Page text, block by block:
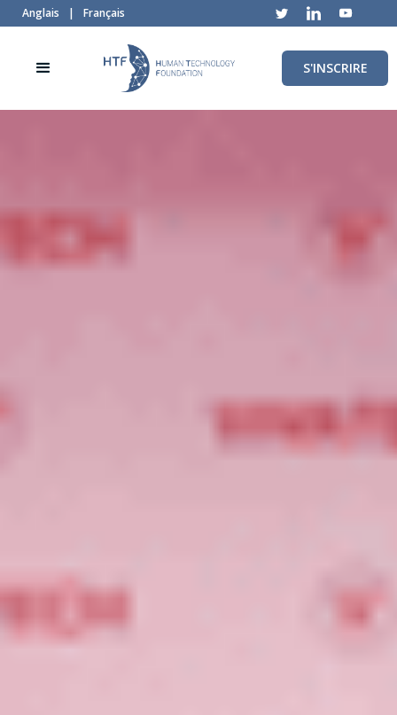
Anglais | Français
S'INSCRIRE